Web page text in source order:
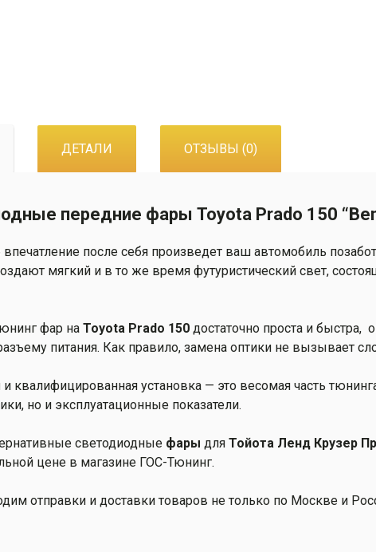
ДЕТАЛИ ОТЗЫВЫ (0)
передние фары Toyota Prado 150
после себя произведет ваш автомобиль
мягкий и в то же время футуристический свет,
фар на Toyota Prado 150 достаточно проста и быстра,
питания. Как правило, замена оптики не вызывает
и квалифицированная установка — это весомая часть
но и эксплуатационные показатели.
светодиодные фары для Тойота Ленд Крузер
цене в магазине ГОС-Тюнинг.
отправки и доставки товаров не только по Москве и